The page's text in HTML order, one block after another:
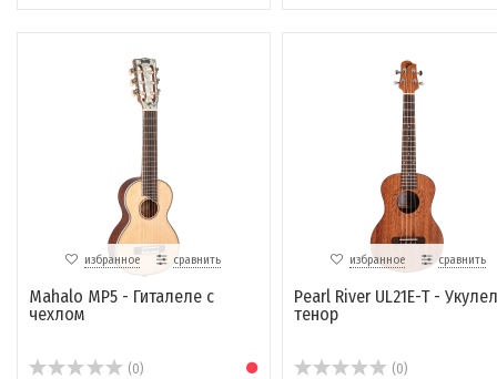
избранное сравнить
Mahalo MP5 - Гиталеле с
чехлом
(0)
избранное сравнить
Pearl River UL21E-T -
тенор
(0)